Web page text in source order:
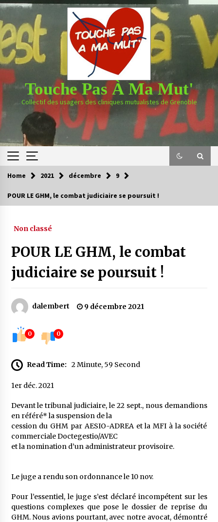
Skip
content
Touche Pas À Ma Mut'
Collectif des usagers des cliniques mutualistes de Grenoble
Home 2021 décembre 9
POUR LE GHM, le combat judiciaire se poursuit !
Non classé
POUR LE GHM, le combat
judiciaire se poursuit !
dalembert 9 décembre 2021
0 0
Read Time: 2 Minute, 59 Second
1er déc. 2021
Devant le tribunal judiciaire, le 22 sept., nous demandions
en référé* la suspension de la
cession du GHM par AESIO-ADREA et la MFI à la société
commerciale Doctegestio/AVEC
et la nomination d’un administrateur provisoire.
Le juge a rendu son ordonnance le 10 nov.
Pour l’essentiel, le juge s’est déclaré incompétent sur les
questions complexes que pose le dossier de reprise du
GHM. Nous avions pourtant, avec notre avocat, démontré